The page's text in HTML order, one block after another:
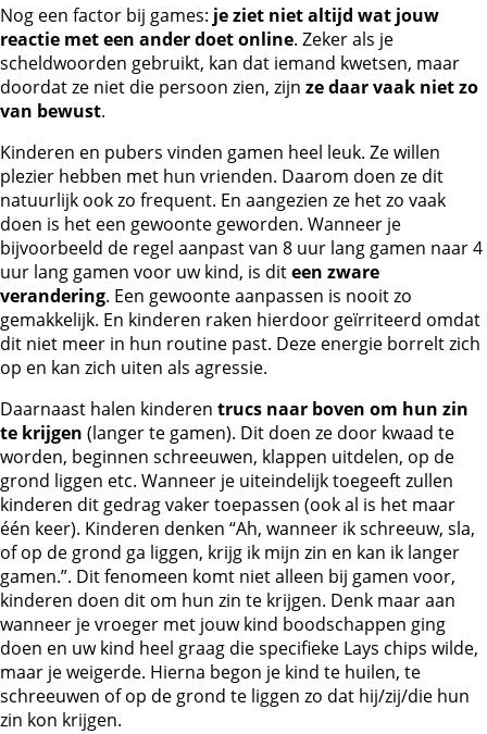
Nog een factor bij games: je ziet niet altijd wat jouw
reactie met een ander doet online. Zeker als je
scheldwoorden gebruikt, kan dat iemand kwetsen, maar
doordat ze niet die persoon zien, zijn ze daar vaak niet zo
van bewust.
Kinderen en pubers vinden gamen heel leuk. Ze willen
plezier hebben met hun vrienden. Daarom doen ze dit
natuurlijk ook zo frequent. En aangezien ze het zo vaak
doen is het een gewoonte geworden. Wanneer je
bijvoorbeeld de regel aanpast van 8 uur lang gamen naar 4
uur lang gamen voor uw kind, is diteen zware
verandering. Een gewoonte aanpassen is nooit zo
gemakkelijk. En kinderen raken hierdoor geïrriteerd omdat
dit niet meer in hun routine past. Deze energie borrelt zich
op en kan zich uiten als agressie.
Daarnaast halen kinderen trucs naar boven om hun zin
te krijgen (langer te gamen). Dit doen ze door kwaad te
worden, beginnen schreeuwen, klappen uitdelen, op de
grond liggen etc. Wanneer je uiteindelijk toegeeft zullen
kinderen dit gedrag vaker toepassen (ook al is het maar
één keer). Kinderen denken “Ah, wanneer ik schreeuw, sla,
of op de grond ga liggen, krijg ik mijn zin en kan ik langer
gamen.”. Dit fenomeen komt niet alleen bij gamen voor,
kinderen doen dit om hun zin te krijgen. Denk maar aan
wanneer je vroeger met jouw kind boodschappen ging
doen en uw kind heel graag die specifieke Lays chips wilde,
maar je weigerde. Hierna begon je kind te huilen, te
schreeuwen of op de grond te liggen zo dat hij/zij/die hun
zin kon krijgen.